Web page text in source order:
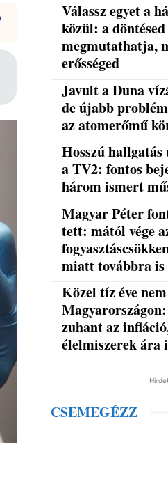
Válassz egyet a
közül: a döntésed
megmutathatja,
erősséged
Javult a Duna
de újabb
az atomerőmű
Hosszú
a TV2: fontos
három ismert
Magyar Péter
tett: mától vége
miatt továbbra
Közel tíz éve
zuhant az
élelmiszerek ára
CSEMEGÉZZ